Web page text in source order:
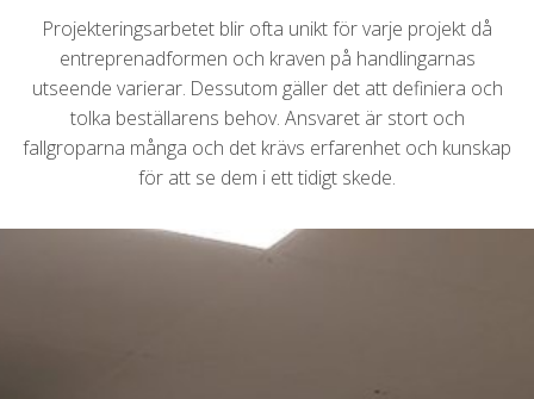
Projekteringsarbetet blir ofta unikt för varje projekt då
entreprenadformen och kraven på handlingarnas
utseende varierar. Dessutom gäller det att definiera och
tolka beställarens behov. Ansvaret är stort och
fallgroparna många och det krävs erfarenhet och kunskap
för att se dem i ett tidigt skede.